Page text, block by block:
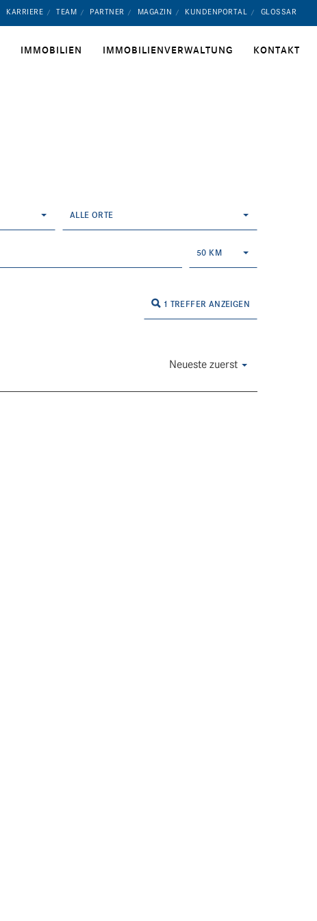
KARRIERE TEAM PARTNER MAGAZIN KUNDENPORTAL GLOSSAR
IMMOBILIEN IMMOBILIENVERWALTUNG KONTAKT
ALLE ORTE
50 KM
1 TREFFER ANZEIGEN
Neueste zuerst